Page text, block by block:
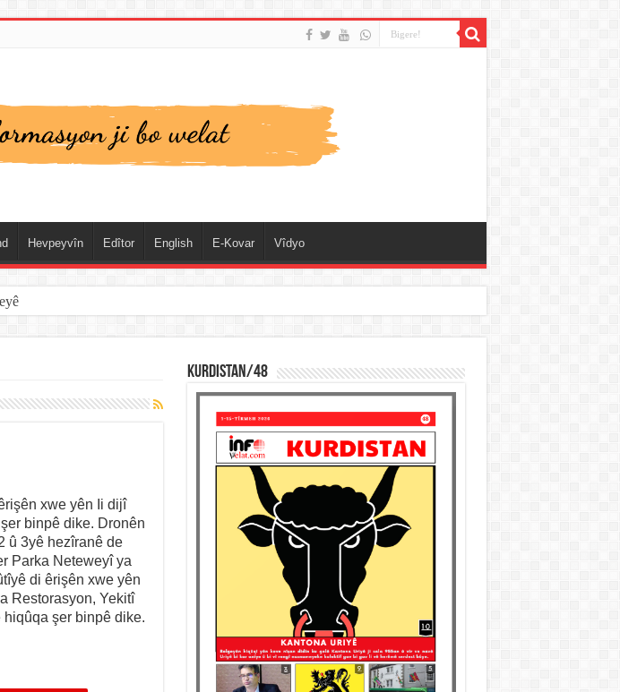
Hevpeyvîn Edîtor English E-Kovar Vîdyo
xwe yên Ii dijî
binpê dike. Dronên
û 3yê hezîranê de
Parka Neteweyî ya
di êrişên xwe yên
Restorasyon, Yekitî
şer binpê dike.
KURDISTAN/48